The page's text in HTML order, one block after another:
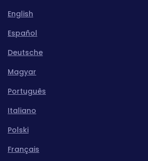
English
Español
Deutsche
Magyar
Português
Italiano
Polski
Français